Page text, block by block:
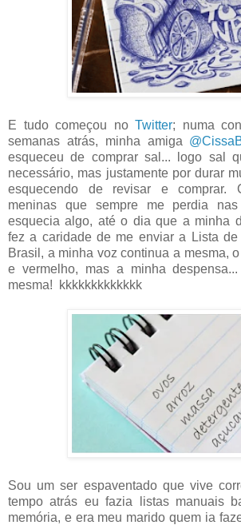
E tudo começou no Twitter; numa
semanas atrás, minha amiga
esqueceu de comprar sal... logo sal
necessário, mas justamente por durar
esquecendo de revisar e comprar.
meninas que sempre me perdia nas
esquecia algo, até o dia que a minha
fez a caridade de me enviar a Lista
Brasil, a minha voz continua a mesma,
e vermelho, mas a minha
mesma! kkkkkkkkkkkkk
Sou um ser espaventado que vive
tempo atrás eu fazia listas manuais
memória, e era meu marido quem ia